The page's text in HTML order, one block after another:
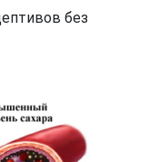
без